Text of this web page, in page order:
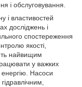
і обслуговування.
і властивостей
досліджень і
спостереження
якості,
найвищим
у важких
енергію. Насоси